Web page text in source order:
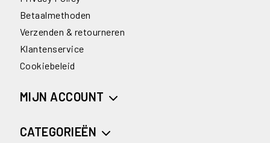
Betaalmethoden
Verzenden & retourneren
Klantenservice
Cookiebeleid
MIJN ACCOUNT
CATEGORIEËN